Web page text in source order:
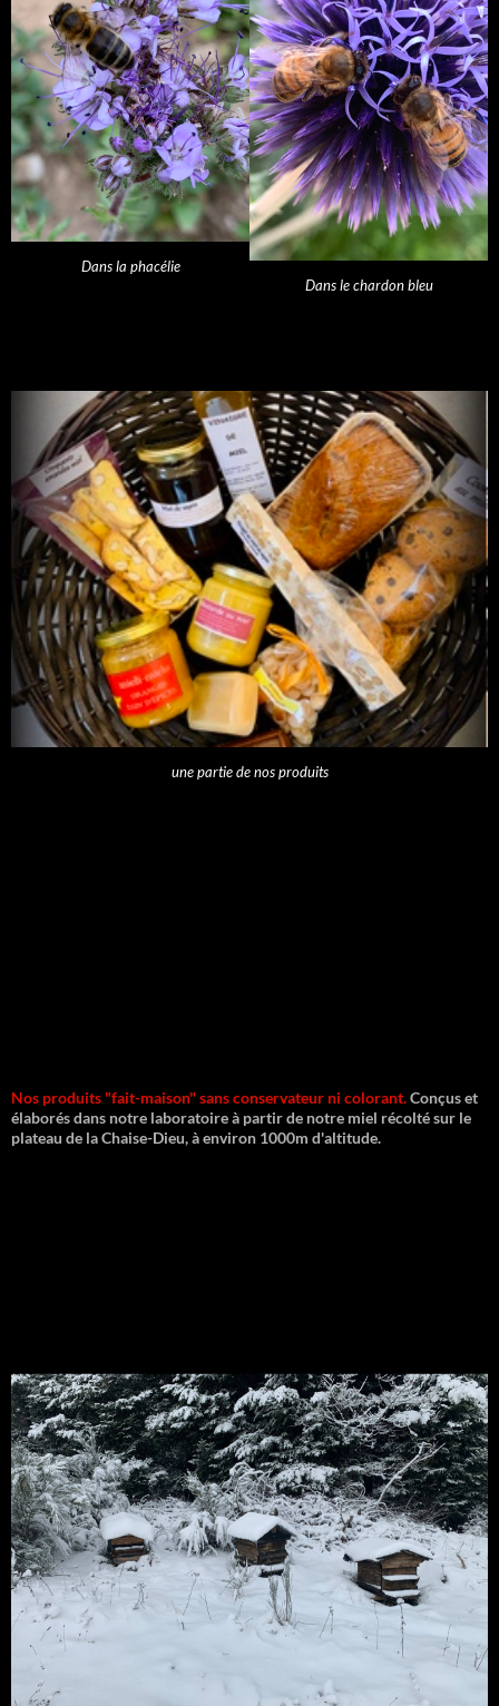
Dans la phacélie
Dans le chardon bleu
une partie de nos produits
Nos produits "fait-maison" sans conservateur ni colorant.Conçus et
élaborés dans notre laboratoire à partir de notre miel récolté sur le
plateau de la Chaise-Dieu, à environ 1000m d'altitude.